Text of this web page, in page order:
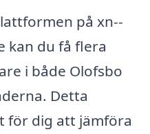
på xn--
kan du få flera
i både Olofsbo
Detta
för dig att jämföra